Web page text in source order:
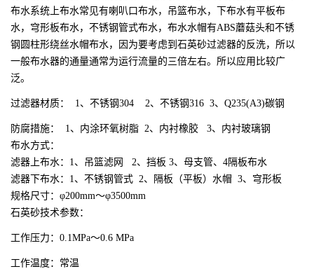
布水系统上布水常见有喇叭口布水，吊篮布水，下布水有平板布
水，穹形板布水，不锈钢管式布水，布水水帽有ABS蘑菇头和不锈
钢圆柱形绕丝水帽布水，因为要考虑到石英砂过滤器的反洗，所以
一般布水器的通量通常为运行流量的三倍左右。所以应用比较广
泛。
过滤器材质： 1、不锈钢304 2、不锈钢316 3、Q235(A3)碳钢
防腐措施： 1、内涂环氧树脂 2、内衬橡胶 3、内衬玻璃钢
布水方式：
滤器上布水：1、吊篮滤网 2、挡板 3、母支管、4隔板布水
滤器下布水：1、不锈钢管式 2、隔板（平板）水帽 3、穹形板
规格尺寸：φ200mm～φ3500mm
石英砂技术参数：
工作压力：0.1MPa～0.6 MPa
工作温度：常温